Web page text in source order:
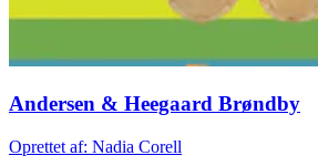
Andersen & Heegaard Brøndby
Oprettet af: Nadia Corell